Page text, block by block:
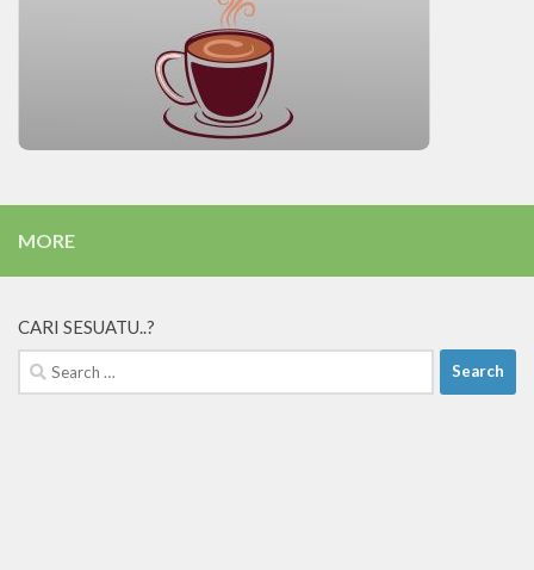
MORE
CARI SESUATU..?
Search
for: